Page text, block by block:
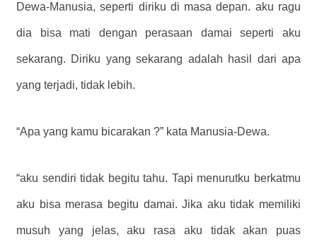
Dewa-Manusia, seperti diriku di masa depan. aku ragu
dia bisa mati dengan perasaan damai seperti aku
sekarang. Diriku yang sekarang adalah hasil dari apa
yang terjadi, tidak lebih.
“Apa yang kamu bicarakan ?” kata Manusia-Dewa.
“aku sendiri tidak begitu tahu. Tapi menurutku berkatmu
aku bisa merasa begitu damai. Jika aku tidak memiliki
musuh yang jelas, aku rasa aku tidak akan puas